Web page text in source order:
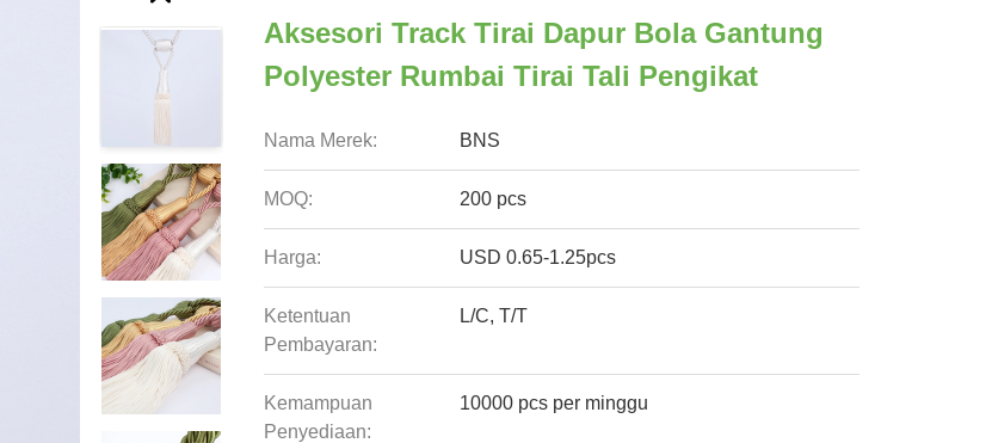
Aksesori Track Tirai Dapur Bola Gantung
Polyester Rumbai Tirai Tali Pengikat
Nama Merek: BNS
MOQ: 200 pcs
Harga: USD 0.65-1.25pcs
Ketentuan
Pembayaran:
L/C, T/T
Kemampuan
Penyediaan:
10000 pcs per minggu